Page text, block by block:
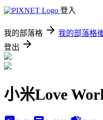
登入
我的部落格 我的部落格
登出
小米Love